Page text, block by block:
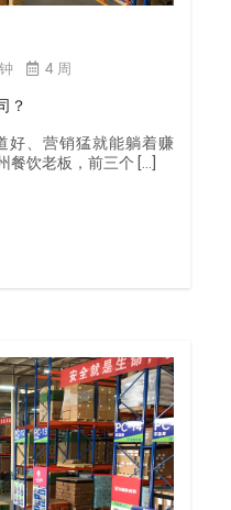
4 周
？
好、营销猛就能躺着赚
餐饮老板，前三个 […]